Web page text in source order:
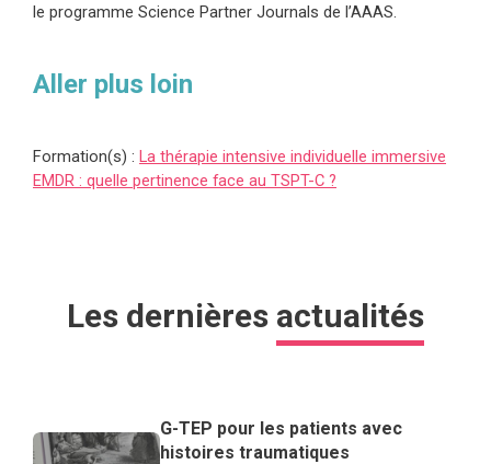
le programme Science Partner Journals de l’AAAS.
Aller plus loin
Formation(s) : La thérapie intensive individuelle immersive
EMDR : quelle pertinence face au TSPT-C ?
Les dernières actualités
G-TEP pour les patients avec
histoires traumatiques